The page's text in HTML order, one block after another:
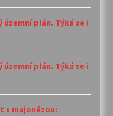
územní plán. Týká se i
územní plán. Týká se i
s majonézou: